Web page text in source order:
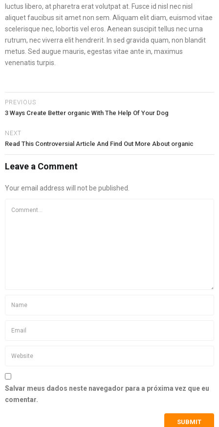
luctus libero, at pharetra erat volutpat at. Fusce id nisl nec nisl
aliquet faucibus sit amet non sem. Aliquam elit diam, euismod vitae
scelerisque nec, lobortis vel eros. Aenean suscipit tellus nec urna
rutrum, nec viverra elit hendrerit. In sed gravida quam, non blandit
metus. Sed augue mauris, egestas vitae ante in, maximus
venenatis turpis.
PREVIOUS
3 Ways Create Better organic With The Help Of Your Dog
NEXT
Read This Controversial Article And Find Out More About organic
Leave a Comment
Your email address will not be published.
Salvar meus dados neste navegador para a próxima vez que eu
comentar.